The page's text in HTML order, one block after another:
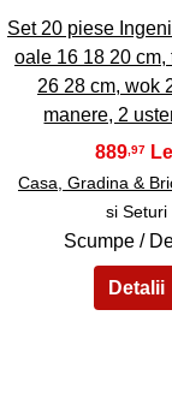
Set 20 piese
oale 16 18 20 cm,
26 28 cm, wok
manere, 2
889 ,97
Casa, Gradina &
si Seturi
Scumpe /